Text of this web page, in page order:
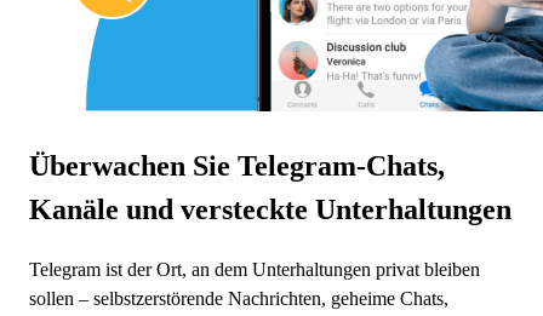
Überwachen Sie Telegram-Chats,
Kanäle und versteckte Unterhaltungen
Telegram ist der Ort, an dem Unterhaltungen privat bleiben
sollen – selbstzerstörende Nachrichten, geheime Chats,